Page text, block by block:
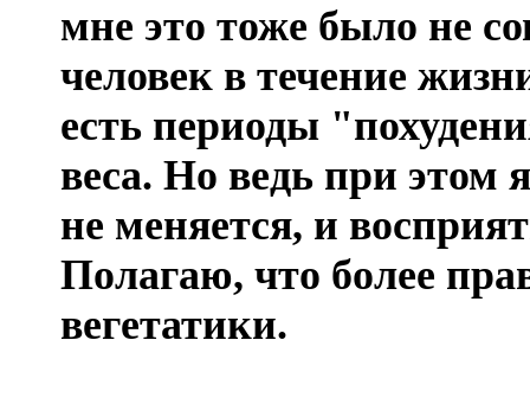
мне это тоже было не
человек в течение
есть периоды
веса. Но ведь при этом
не меняется, и
Полагаю, что более
вегетатики.